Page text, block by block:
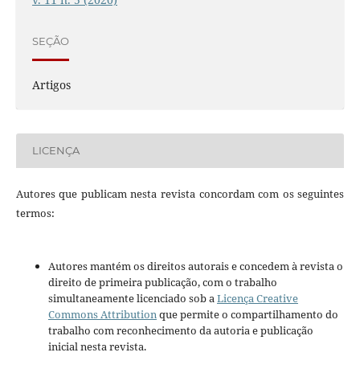
SEÇÃO
Artigos
LICENÇA
Autores que publicam nesta revista concordam com os seguintes
termos:
Autores mantém os direitos autorais e concedem à revista o
direito de primeira publicação, com o trabalho
simultaneamente licenciado sob aLicença Creative
Commons Attributionque permite o compartilhamento do
trabalho com reconhecimento da autoria e publicação
inicial nesta revista.